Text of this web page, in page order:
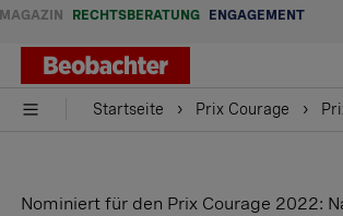
MAGAZIN RECHTSBERATUNG ENGAGEMENT
Startseite Prix Courage
Nominiert für den Prix Courage 2022: